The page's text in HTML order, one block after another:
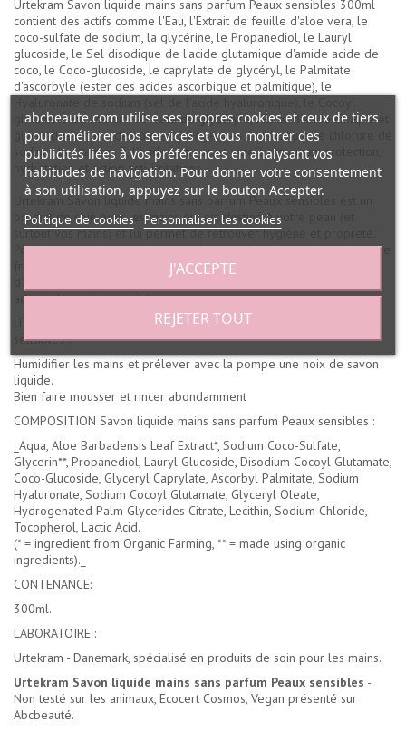
Urtekram Savon liquide mains sans parfum Peaux sensibles 300ml
contient des actifs comme l'Eau, l'Extrait de feuille d'aloe vera, le
coco-sulfate de sodium, la glycérine, le Propanediol, le Lauryl
glucoside, le Sel disodique de l'acide glutamique d'amide acide de
coco, le Coco-glucoside, le caprylate de glycéryl, le Palmitate
d'ascorbyle (ester des acides ascorbique et palmitique), le
glutamate de sodium, l'Oléate de glycéryle, l'Ester d'acide citrique et
glycérides d'huile de palme hydrogénées, la Lécithine, le chlorure de
sodium, la vitamine E, l'Acide lactique et aide à retrouver protection,
hydratation et action anti-irritations.
Urtekram Savon liquide mains sans parfum Peaux sensibles est un
produit de soin pour les mains qui est destiné à votre peau (et
surtout vos mains) et lui permet de retrouver hygiène et propreté.
Pour la protection des mains sensibles et réactives et pour un lavage
fréquent, ce produit de soin pour les mains agit aussi sur l'apport
d'aloe vera, de glycérine et d'acide hyaluronique pour protéger et
adoucir les mains sensibles.
UTILISATIONS Urtekram Savon liquide mains sans parfum Peaux
sensibles :
Humidifier les mains et prélever avec la pompe une noix de savon
liquide.
Bien faire mousser et rincer abondamment
COMPOSITION Savon liquide mains sans parfum Peaux sensibles :
_Aqua, Aloe Barbadensis Leaf Extract*, Sodium Coco-Sulfate,
Glycerin**, Propanediol, Lauryl Glucoside, Disodium Cocoyl Glutamate,
Coco-Glucoside, Glyceryl Caprylate, Ascorbyl Palmitate, Sodium
Hyaluronate, Sodium Cocoyl Glutamate, Glyceryl Oleate,
Hydrogenated Palm Glycerides Citrate, Lecithin, Sodium Chloride,
Tocopherol, Lactic Acid.
(* = ingredient from Organic Farming, ** = made using organic
ingredients)._
CONTENANCE:
300ml.
LABORATOIRE :
Urtekram - Danemark, spécialisé en produits de soin pour les mains.
Urtekram Savon liquide mains sans parfum Peaux sensibles -
Non testé sur les animaux, Ecocert Cosmos, Vegan présenté sur
Abcbeauté.
abcbeaute.com utilise ses propres cookies et ceux de tiers
pour améliorer nos services et vous montrer des
publicités liées à vos préférences en analysant vos
habitudes de navigation. Pour donner votre consentement
à son utilisation, appuyez sur le bouton Accepter.
Politique de cookies Personnaliser les cookies
REJETER TOUT
J'ACCEPTE